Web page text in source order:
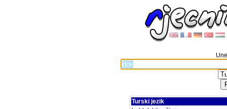
Turski jezik